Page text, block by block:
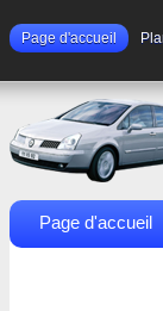
Page d'accueil
Page d'accueil